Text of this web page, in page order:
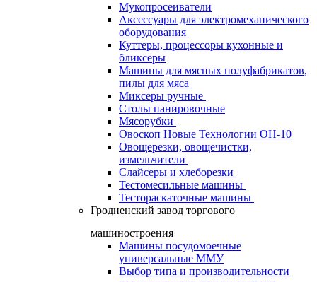
Мукопросеиватели
Аксессуары для электромеханического
оборудования
Куттеры, процессоры кухонные и
бликсеры
Машины для мясных полуфабрикатов,
пилы для мяса
Миксеры ручные
Столы панировочные
Мясорубки
Овоскоп Новые Технологии ОН-10
Овощерезки, овощечистки,
измельчители
Слайсеры и хлеборезки
Тестомесильные машины
Тестораскаточные машины
Гродненский завод торгового
машиностроения
Машины посудомоечные
универсальные ММУ
Выбор типа и производительности